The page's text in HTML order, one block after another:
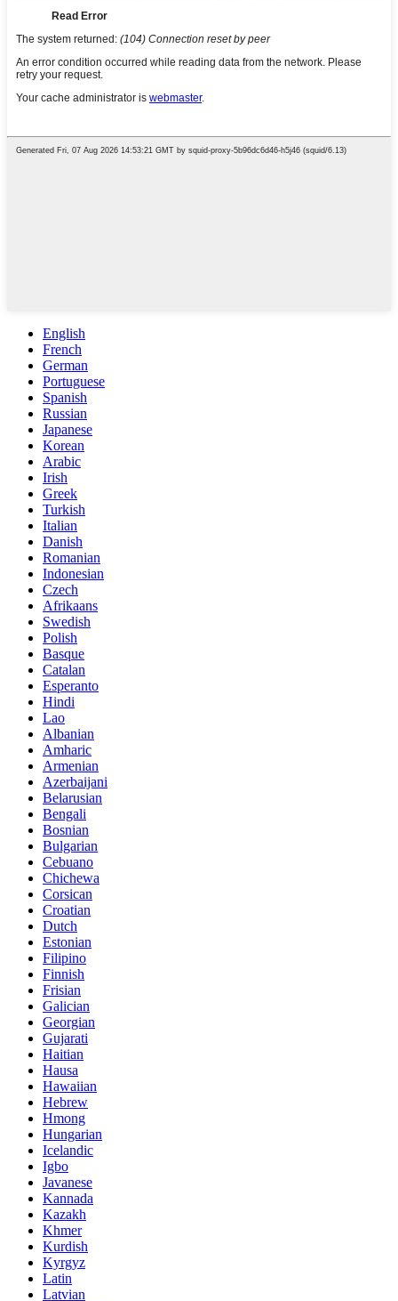
English
French
German
Portuguese
Spanish
Russian
Japanese
Korean
Arabic
Irish
Greek
Turkish
Italian
Danish
Romanian
Indonesian
Czech
Afrikaans
Swedish
Polish
Basque
Catalan
Esperanto
Hindi
Lao
Albanian
Amharic
Armenian
Azerbaijani
Belarusian
Bengali
Bosnian
Bulgarian
Cebuano
Chichewa
Corsican
Croatian
Dutch
Estonian
Filipino
Finnish
Frisian
Galician
Georgian
Gujarati
Haitian
Hausa
Hawaiian
Hebrew
Hmong
Hungarian
Icelandic
Igbo
Javanese
Kannada
Kazakh
Khmer
Kurdish
Kyrgyz
Latin
Latvian